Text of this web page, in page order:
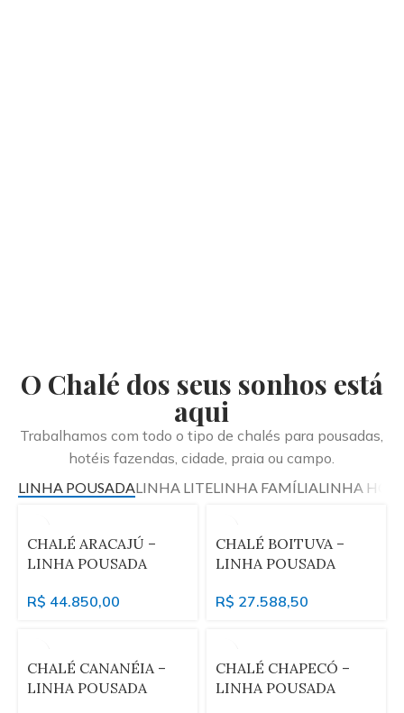
O Chalé dos seus sonhos está
aqui
Trabalhamos com todo o tipo de chalés para pousadas,
hotéis fazendas, cidade, praia ou campo.
LINHA POUSADALINHA LITELINHA FAMÍLIALINHA
CHALÉ ARACAJÚ –
LINHA POUSADA
R$ 44.850,00
CHALÉ BOITUVA –
LINHA POUSADA
R$ 27.588,50
CHALÉ CANANÉIA –
LINHA POUSADA
CHALÉ CHAPECÓ –
LINHA POUSADA